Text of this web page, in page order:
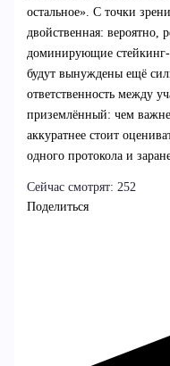
остальное». С точки
двойственная: вероятно,
доминирующие
будут вынуждены ещё
ответственность между
приземлённый: чем
аккуратнее стоит
одного протокола и
Сейчас смотрят: 252
Поделиться